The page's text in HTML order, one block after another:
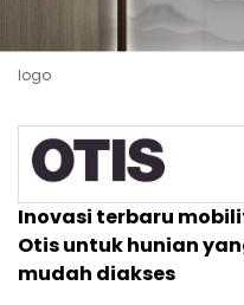
logo
Inovasi terbaru
Otis untuk hunian
mudah diakses